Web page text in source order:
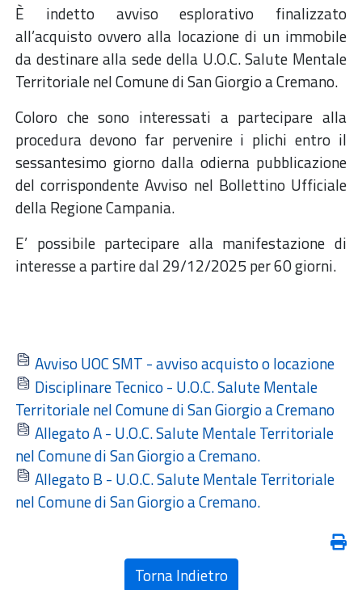
È indetto avviso esplorativo finalizzato
all’acquisto ovvero alla locazione di un immobile
da destinare alla sede della U.O.C. Salute Mentale
Territoriale nel Comune di San Giorgio a Cremano.
Coloro che sono interessati a partecipare alla
procedura devono far pervenire i plichi entro il
sessantesimo giorno dalla odierna pubblicazione
del corrispondente Avviso nel Bollettino Ufficiale
della Regione Campania.
E’ possibile partecipare alla manifestazione di
interesse a partire dal 29/12/2025 per 60 giorni.
Avviso UOC SMT - avviso acquisto o locazione
Disciplinare Tecnico - U.O.C. Salute Mentale
Territoriale nel Comune di San Giorgio a Cremano
Allegato A - U.O.C. Salute Mentale Territoriale
nel Comune di San Giorgio a Cremano.
Allegato B - U.O.C. Salute Mentale Territoriale
nel Comune di San Giorgio a Cremano.
Torna Indietro